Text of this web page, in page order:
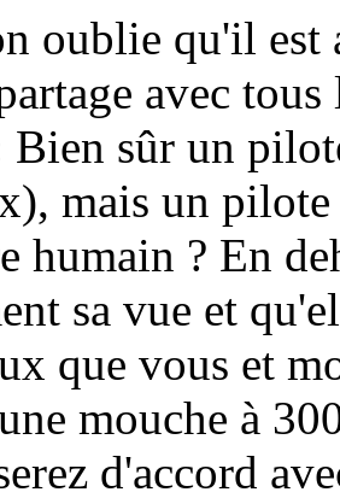
oublie qu'il
avec
Bien sûr un
mais un
humain ? En
sa vue et
que vous et
mouche à
d'accord